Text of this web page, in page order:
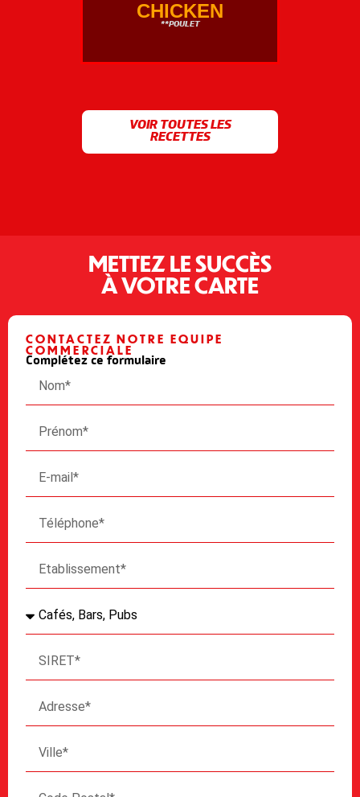
CHICKEN
**POULET
VOIR TOUTES LES
RECETTES
METTEZ LE SUCCÈS
À VOTRE CARTE
CONTACTEZ NOTRE EQUIPE
COMMERCIALE
Complétez ce formulaire